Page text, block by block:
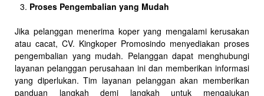
Proses Pengembalian yang Mudah
Jika pelanggan menerima koper yang mengalami kerusakan
atau cacat, CV. Kingkoper Promosindo menyediakan proses
pengembalian yang mudah. Pelanggan dapat menghubungi
layanan pelanggan perusahaan ini dan memberikan informasi
yang diperlukan. Tim layanan pelanggan akan memberikan
panduan langkah demi langkah untuk mengajukan